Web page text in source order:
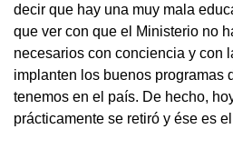
decir que hay una muy mala
que ver con que el Ministerio no
necesarios con conciencia y con
implanten los buenos programas
tenemos en el país. De hecho,
prácticamente se retiró y ése es